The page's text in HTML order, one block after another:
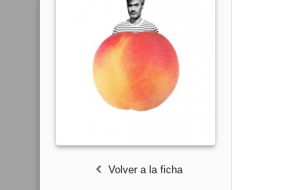
Volver a la ficha